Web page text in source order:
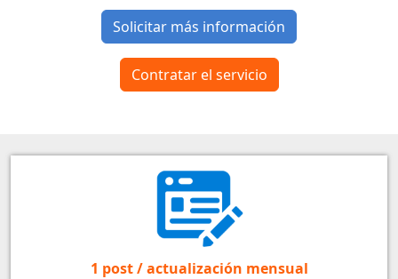
Solicitar más información
Contratar el servicio
1 post / actualización mensual